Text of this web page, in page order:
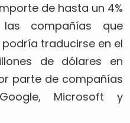
de hasta un 4%
compañías que
traducirse en el
de dólares en
parte de compañías
Microsoft y